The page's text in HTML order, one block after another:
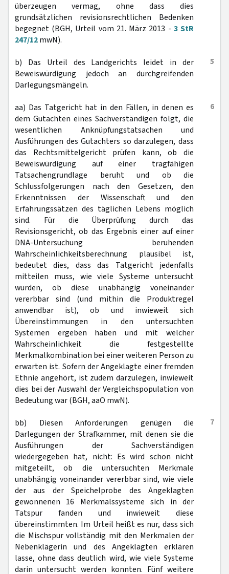
überzeugen vermag, ohne dass dies
grundsätzlichen revisionsrechtlichen Bedenken
begegnet (BGH, Urteil vom 21. März 2013 - 3 StR
247/12mwN).
5
b) Das Urteil des Landgerichts leidet in der
Beweiswürdigung jedoch an durchgreifenden
Darlegungsmängeln.
6
aa) Das Tatgericht hat in den Fällen, in denen es
dem Gutachten eines Sachverständigen folgt, die
wesentlichen Anknüpfungstatsachen und
Ausführungen des Gutachters so darzulegen, dass
das Rechtsmittelgericht prüfen kann, ob die
Beweiswürdigung auf einer tragfähigen
Tatsachengrundlage beruht und ob die
Schlussfolgerungen nach den Gesetzen, den
Erkenntnissen der Wissenschaft und den
Erfahrungssätzen des täglichen Lebens möglich
sind. Für die Überprüfung durch das
Revisionsgericht, ob das Ergebnis einer auf einer
DNA-Untersuchung beruhenden
Wahrscheinlichkeitsberechnung plausibel ist,
bedeutet dies, dass das Tatgericht jedenfalls
mitteilen muss, wie viele Systeme untersucht
wurden, ob diese unabhängig voneinander
vererbbar sind (und mithin die Produktregel
anwendbar ist), ob und inwieweit sich
Übereinstimmungen in den untersuchten
Systemen ergeben haben und mit welcher
Wahrscheinlichkeit die festgestellte
Merkmalkombination bei einer weiteren Person zu
erwarten ist. Sofern der Angeklagte einer fremden
Ethnie angehört, ist zudem darzulegen, inwieweit
dies bei der Auswahl der Vergleichspopulation von
Bedeutung war (BGH, aaO mwN).
7
bb) Diesen Anforderungen genügen die
Darlegungen der Strafkammer, mit denen sie die
Ausführungen der Sachverständigen
wiedergegeben hat, nicht: Es wird schon nicht
mitgeteilt, ob die untersuchten Merkmale
unabhängig voneinander vererbbar sind, wie viele
der aus der Speichelprobe des Angeklagten
gewonnenen 16 Merkmalssysteme sich in der
Tatspur fanden und inwieweit diese
übereinstimmten. Im Urteil heißt es nur, dass sich
die Mischspur vollständig mit den Merkmalen der
Nebenklägerin und des Angeklagten erklären
lasse, ohne dass deutlich wird, wie viele Systeme
darin untersucht werden konnten. Fünf weitere